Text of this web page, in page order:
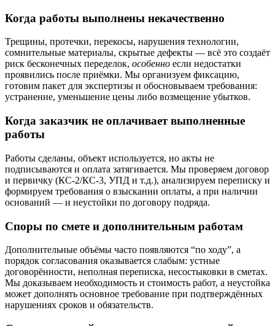
Когда работы выполнены некачественно
Трещины, протечки, перекосы, нарушения технологии,
сомнительные материалы, скрытые дефекты — всё это создаёт
риск бесконечных переделок, особенно если недостатки
проявились после приёмки. Мы организуем фиксацию,
готовим пакет для экспертизы и обосновываем требования:
устранение, уменьшение цены либо возмещение убытков.
Когда заказчик не оплачивает выполненные
работы
Работы сделаны, объект используется, но акты не
подписываются и оплата затягивается. Мы проверяем договор
и первичку (КС-2/КС-3, УПД и т.д.), анализируем переписку и
формируем требования о взыскании оплаты, а при наличии
оснований — и неустойки по договору подряда.
Споры по смете и дополнительным работам
Дополнительные объёмы часто появляются “по ходу”, а
порядок согласования оказывается слабым: устные
договорённости, неполная переписка, несостыковки в сметах.
Мы доказываем необходимость и стоимость работ, а неустойка
может дополнять основное требование при подтверждённых
нарушениях сроков и обязательств.